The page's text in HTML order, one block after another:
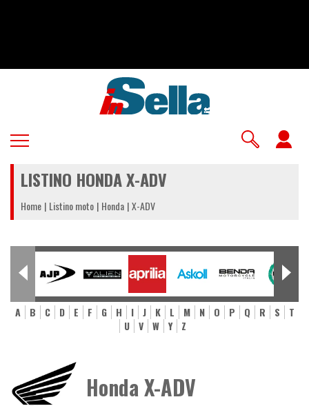
LISTINO HONDA X-ADV
Home Listino moto Honda X-ADV
A B C D E F G H I J K L M N O P Q R S
T
U
V W Y Z
Honda X-ADV